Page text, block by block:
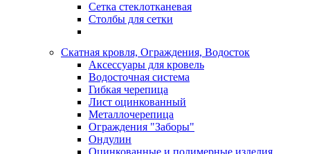
Сетка стеклотканевая
Столбы для сетки
Скатная кровля, Ограждения, Водосток
Аксессуары для кровель
Водосточная система
Гибкая черепица
Лист оцинкованный
Металлочерепица
Ограждения "Заборы"
Ондулин
Оцинкованные и полимерные изделия